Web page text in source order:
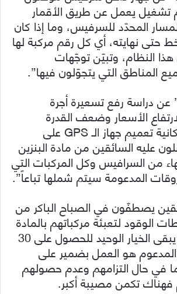
تشغيل يعمل عن طريق الأقمار
المحدّد للسرفيس، وما إذا كان
حتى نهايته، أي كل رقم مركبة لها
النظام، وتبيّن توجّهات
المناطق التي يتجوّلون فيها”.
دراسة رفع تسعيرة أجرة
الأسعار وضعف القدرة
الشرائية، وعن إمكانية تعميم جهاز الـ GPS على
عليه السائقين من مادة البنزين
من السرافيس وكل المركبات التي
المدعومة سيتم شملها تباعاً”.
يصطفّون في الصباح الباكر من
الوقود لتعبئة مركباتهم بالمادة
المستحقّة، فيما يبقى الخيار الوحيد للحصول على 30
هو العمل بضمير على
في حال التزامهم وعدم حصولهم
تكمن مصيبة أكبر.